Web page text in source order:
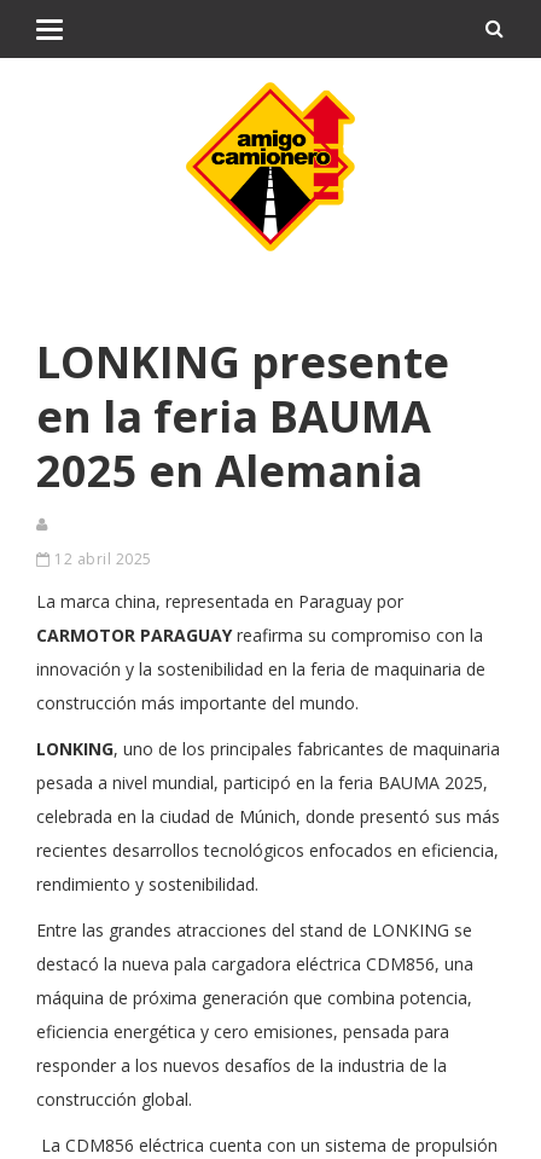
LONKING presente
en la feria BAUMA
2025 en Alemania
12 abril 2025
La marca china, representada en Paraguay por
CARMOTOR PARAGUAYreafirma su compromiso con la
innovación y la sostenibilidad en la feria de maquinaria de
construcción más importante del mundo.
LONKING, uno de los principales fabricantes de maquinaria
pesada a nivel mundial, participó en la feria BAUMA 2025,
celebrada en la ciudad de Múnich, donde presentó sus más
recientes desarrollos tecnológicos enfocados en eficiencia,
rendimiento y sostenibilidad.
Entre las grandes atracciones del stand de LONKING se
destacó la nueva pala cargadora eléctrica CDM856, una
máquina de próxima generación que combina potencia,
eficiencia energética y cero emisiones, pensada para
responder a los nuevos desafíos de la industria de la
construcción global.
La CDM856 eléctrica cuenta con un sistema de propulsión